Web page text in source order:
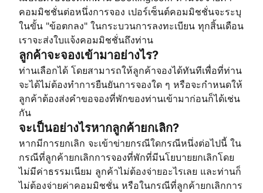
คอมมิชชั่นต่อหนึ่งการจอง เปอร์เซ็นต์คอมมิชชั่นจะระบุ
ในขั้น "ข้อตกลง" ในกระบวนการลงทะเบียน ทุกสิ้นเดือน
เราจะส่งใบแจ้งคอมมิชชั่นถึงท่าน
ลูกค้าจะจองเข้ามาอย่างไร?
ท่านเลือกได้ โดยสามารถให้ลูกค้าจองได้ทันทีเพื่อที่ท่าน
จะได้ไม่ต้องทำการยืนยันการจองใด ๆ หรือจะกำหนดให้
ลูกค้าต้องส่งคำขอจองที่พักของท่านเข้ามาก่อนก็ได้เช่น
กัน
จะเป็นอย่างไรหากลูกค้ายกเลิก?
หากมีการยกเลิก จะเข้าข่ายกรณีใดกรณีหนึ่งต่อไปนี้ ใน
กรณีที่ลูกค้ายกเลิกการจองที่พักที่มีนโยบายยกเลิกโดย
ไม่มีค่าธรรมเนียม ลูกค้าไม่ต้องจ่ายอะไรเลย และท่านก็
ไม่ต้องจ่ายค่าคอมมิชชั่น หรือในกรณีที่ลูกค้ายกเลิกการ